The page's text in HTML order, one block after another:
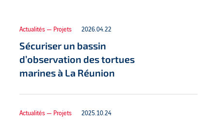
Actualités — Projets 2026.04.22
Sécuriser un bassin
d’observation des tortues
marines à La Réunion
Actualités — Projets 2025.10.24